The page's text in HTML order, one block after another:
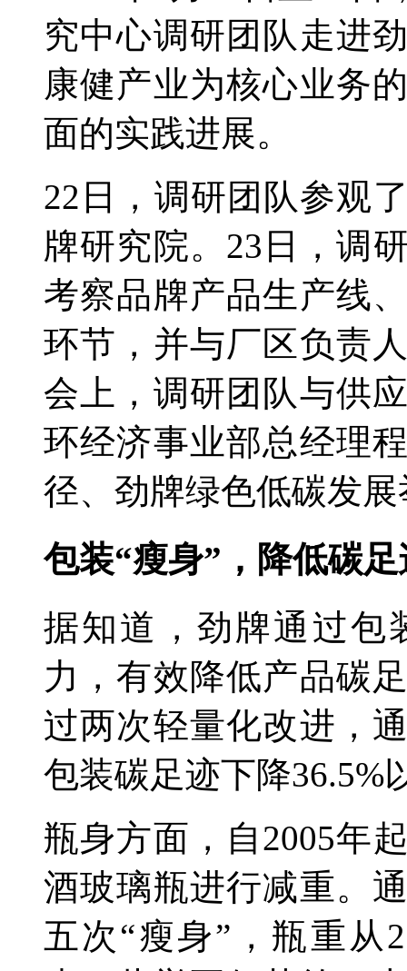
究中心调研团队走进
康健产业为核心业务
面的实践进展。
22日，调研团队参观
牌研究院。23日，调
考察品牌产品生产线
环节，并与厂区负责
会上，调研团队与供
环经济事业部总经理
径、劲牌绿色低碳发
包装“瘦身”，降低碳足
据知道，劲牌通过包
力，有效降低产品碳
过两次轻量化改进，
包装碳足迹下降36.5%
瓶身方面，自2005年
酒玻璃瓶进行减重。
五次“瘦身”，瓶重从